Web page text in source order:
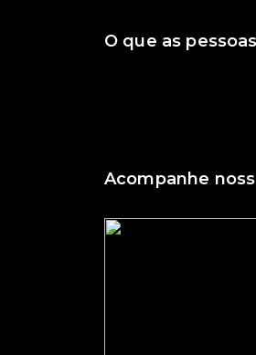
O que as
Acompanhe